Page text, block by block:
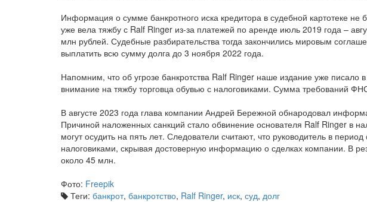
Информация о сумме банкротного иска кредитора в судебной картотеке
уже вела тяжбу с Ralf Ringer из-за платежей по аренде июль 2019 года –
млн рублей. Судебные разбирательства тогда закончились мировым
выплатить всю сумму долга до 3 ноября 2022 года.
Напомним, что об угрозе банкротства Ralf Ringer наше издание уже писало
внимание на тяжбу торговца обувью с налоговиками. Сумма требований
В августе 2023 года глава компании Андрей Бережной обнародовал
Причиной наложенных санкций стало обвинение основателя Ralf Ringer в
могут осудить на пять лет. Следователи считают, что руководитель в
налоговиками, скрывая достоверную информацию о сделках компании. В
около 45 млн.
Фото: Freepik
Теги: банкрот, банкротство, Ralf Ringer, иск, суд, долг